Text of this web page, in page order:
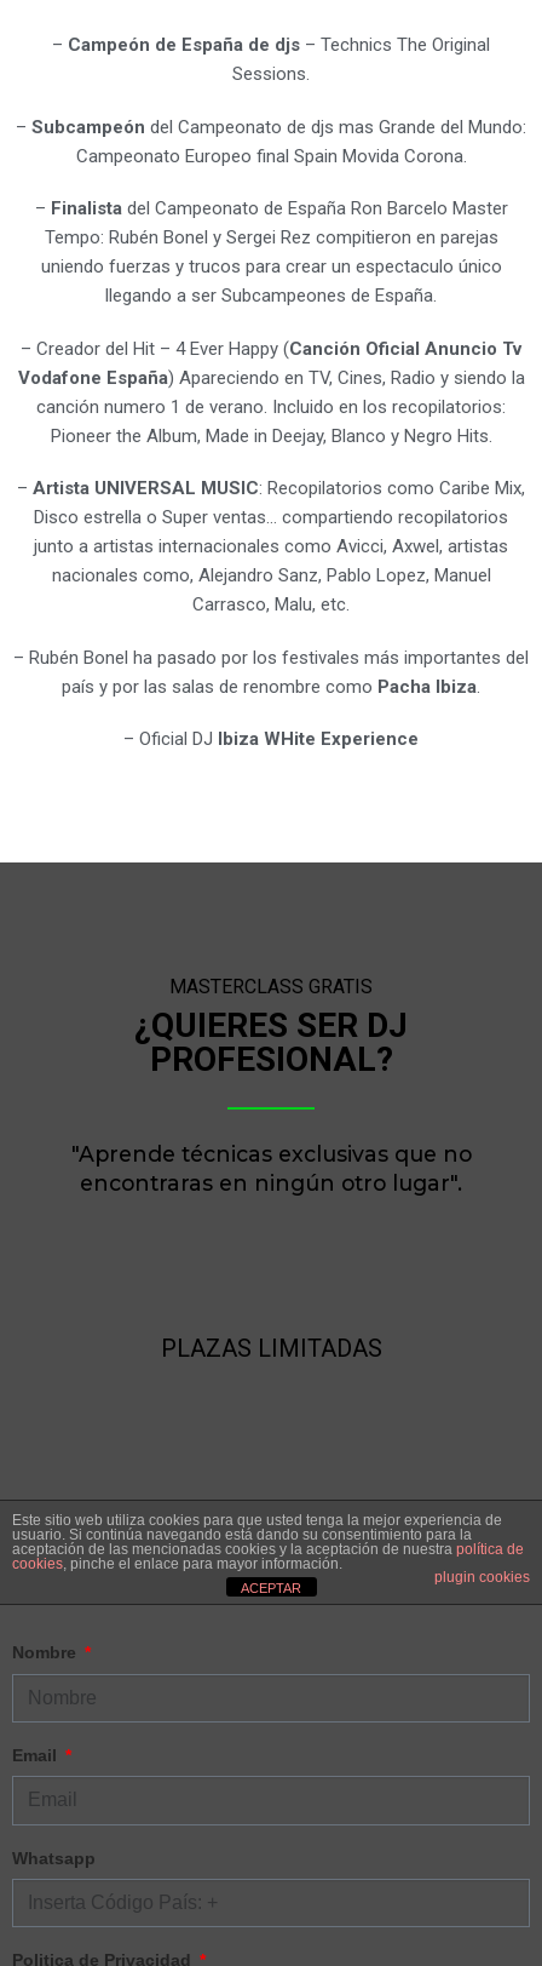
– Campeón de España de djs – Technics The Original
Sessions.
– Subcampeón del Campeonato de djs mas Grande del Mundo:
Campeonato Europeo final Spain Movida Corona.
– Finalistadel Campeonato de España Ron Barcelo Master
Tempo: Rubén Bonel y Sergei Rez compitieron en parejas
uniendo fuerzas y trucos para crear un espectaculo único
llegando a ser Subcampeones de España.
– Creador del Hit – 4 Ever Happy (Canción Oficial Anuncio Tv
Vodafone España) Apareciendo en TV, Cines, Radio y siendo la
canción numero 1 de verano. Incluido en los recopilatorios:
Pioneer the Album, Made in Deejay, Blanco y Negro Hits.
– Artista UNIVERSAL MUSIC: Recopilatorios como Caribe Mix,
Disco estrella o Super ventas… compartiendo recopilatorios
junto a artistas internacionales como Avicci, Axwel, artistas
nacionales como, Alejandro Sanz, Pablo Lopez, Manuel
Carrasco, Malu, etc.
– Rubén Bonel ha pasado por los festivales más importantes del
país y por las salas de renombre como Pacha Ibiza
– Oficial DJ Ibiza WHite Experience
MASTERCLASS GRATIS
¿QUIERES SER DJ
PROFESIONAL?
"Aprende técnicas exclusivas que no
encontraras en ningún otro lugar".
PLAZAS LIMITADAS
Este sitio web utiliza cookies para que usted tenga la mejor experiencia de
usuario. Si continúa navegando está dando su consentimiento para la
aceptación de las mencionadas cookies y la aceptación de nuestra política de
cookies, pinche el enlace para mayor información.
plugin cookies
ACEPTAR
Masterclass Dj Gratis
Estas solo a un paso
Nombre
Email
Whatsapp
Politica de Privacidad